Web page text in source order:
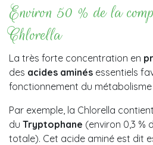
Environ 50 % de la
Chlorella
La très forte concentration en
des acides aminés essentiels
fonctionnement du métabolisme
Par exemple, la Chlorella contient
du Tryptophane (environ 0,3 %
totale). Cet acide aminé est dit